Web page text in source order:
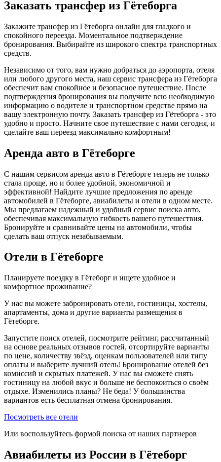
Заказать трансфер из Гётеборга
Закажите трансфер из Гётеборга онлайн для гладкого и
спокойного переезда. Моментальное подтверждение
бронирования. Выбирайте из широкого спектра транспортных
средств.
Независимо от того, вам нужно добраться до аэропорта, отеля
или любого другого места, наш сервис трансфера из Гётеборга
обеспечит вам спокойное и безопасное путешествие. После
подтверждения бронирования вы получите всю необходимую
информацию о водителе и транспортном средстве прямо на
вашу электронную почту. Заказать трансфер из Гётеборга - это
удобно и просто. Начните свое путешествие с нами сегодня, и
сделайте ваш переезд максимально комфортным!
Аренда авто в Гётеборге
С нашим сервисом аренда авто в Гётеборге теперь не только
стала проще, но и более удобной, экономичной и
эффективной! Найдите лучшие предложения по аренде
автомобилей в Гётеборге, авиабилеты и отели в одном месте.
Мы предлагаем надежный и удобный сервис поиска авто,
обеспечивая максимальную гибкость вашего путешествия.
Бронируйте и сравнивайте цены на автомобили, чтобы
сделать ваш отпуск незабываемым.
Отели в Гётеборге
Планируете поездку в Гётеборг и ищете удобное и
комфортное проживание?
У нас вы можете забронировать отели, гостиницы, хостелы,
апартаменты, дома и другие варианты размещения в
Гётеборге.
Запустите поиск отелей, посмотрите рейтинг, рассчитанный
на основе реальных отзывов гостей, отсортируйте варианты
по цене, количеству звёзд, оценкам пользователей или типу
оплаты и выберите лучший отель! Бронирование отелей без
комиссий и скрытых платежей. У нас вы сможете снять
гостиницу на любой вкус и больше не беспокоиться о своём
отдыхе. Изменились планы? Не беда! У большинства
вариантов есть бесплатная отмена бронирования.
Посмотреть все отели
Или воспользуйтесь формой поиска от наших партнеров
Авиабилеты из России в Гётеборг